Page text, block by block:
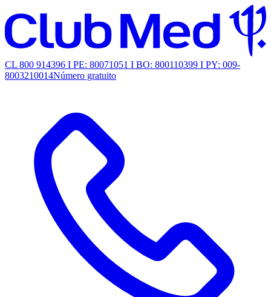
CL 800 914396 I PE: 80071051 I BO: 800110399 I PY: 009-
8003210014Número gratuito